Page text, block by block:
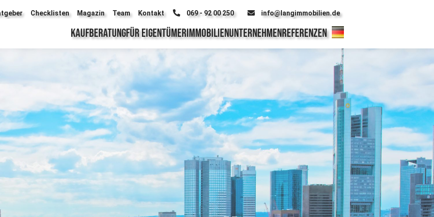
Checklisten Magazin Team Kontakt 069 - 92 00 250 info@langimmobilien.de
KAUFBERATUNGFÜR EIGENTÜMERIMMOBILIENUNTERNEHMENREFERENZEN